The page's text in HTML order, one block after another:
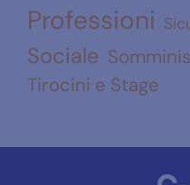
Professioni
Sociale
Tirocini e Stage